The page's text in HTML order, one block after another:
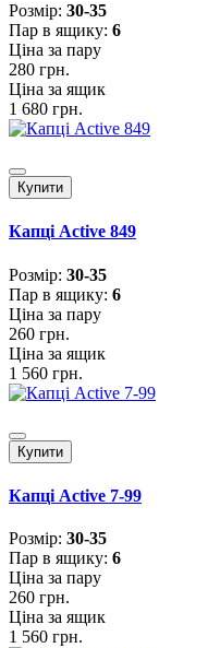
Розмiр: 30-35
Пар в ящику: 6
Ціна за пару
280 грн.
Ціна за ящик
1 680 грн.
Купити
Капці Active 849
Розмiр: 30-35
Пар в ящику: 6
Ціна за пару
260 грн.
Ціна за ящик
1 560 грн.
Купити
Капці Active 7-99
Розмiр: 30-35
Пар в ящику: 6
Ціна за пару
260 грн.
Ціна за ящик
1 560 грн.